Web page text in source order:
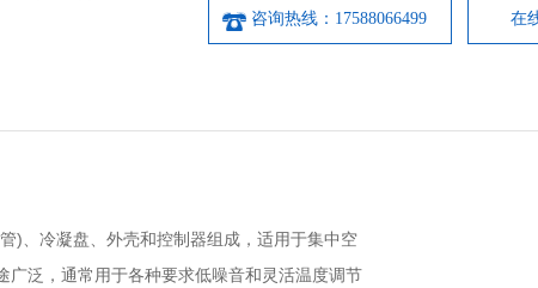
咨询热线：17588066499 在
)、冷凝盘、外壳和控制器组成，适用于集中空
泛，通常用于各种要求低噪音和灵活温度调节